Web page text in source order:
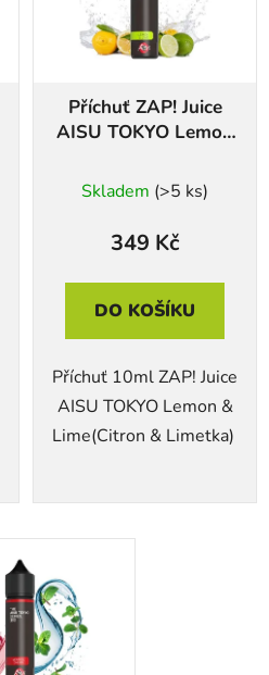
Příchuť ZAP! Juice
AISU TOKYO Lemon
Skladem (>5 ks)
349 Kč
DO KOŠÍKU
Příchuť 10ml ZAP! Juice
AISU TOKYO Lemon &
Lime(Citron & Limetka)